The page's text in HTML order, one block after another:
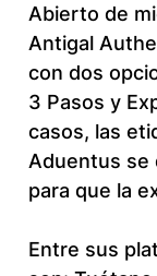
Abierto de
Antigal
con dos
3 Pasos y
casos, las
Aduentus se
para que la
Entre sus